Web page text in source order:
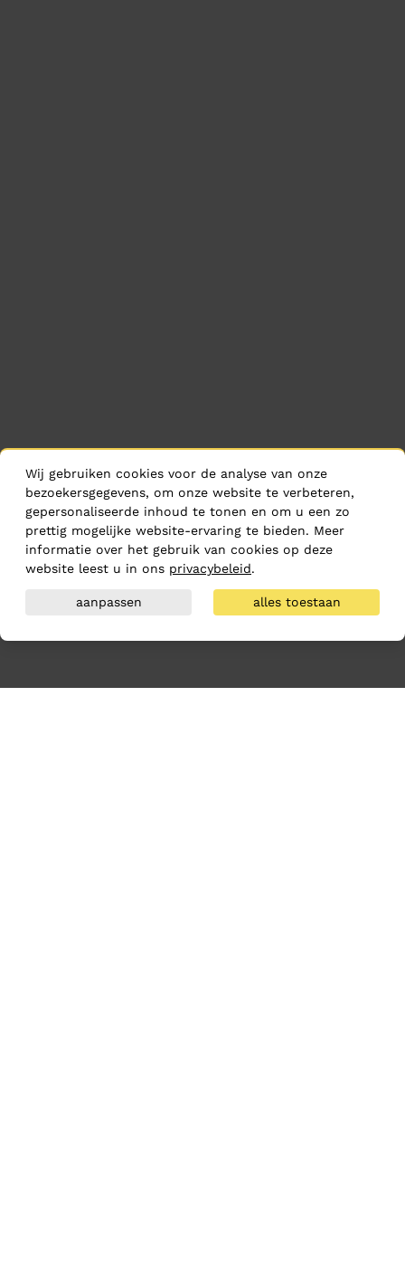
Wij gebruiken cookies voor de analyse van onze
bezoekersgegevens, om onze website te verbeteren,
gepersonaliseerde inhoud te tonen en om u een zo
prettig mogelijke website-ervaring te bieden. Meer
informatie over het gebruik van cookies op deze
website leest u in ons privacybeleid.
aanpassen alles toestaan